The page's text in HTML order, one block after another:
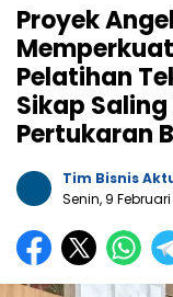
Proyek
Pelatihan
Sikap
Pertukaran
Tim Bisnis
Senin, 9